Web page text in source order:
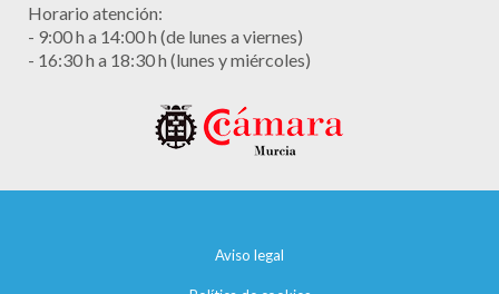
Horario atención:
- 9:00 h a 14:00 h (de lunes a viernes)
- 16:30 h a 18:30 h (lunes y miércoles)
Aviso legal